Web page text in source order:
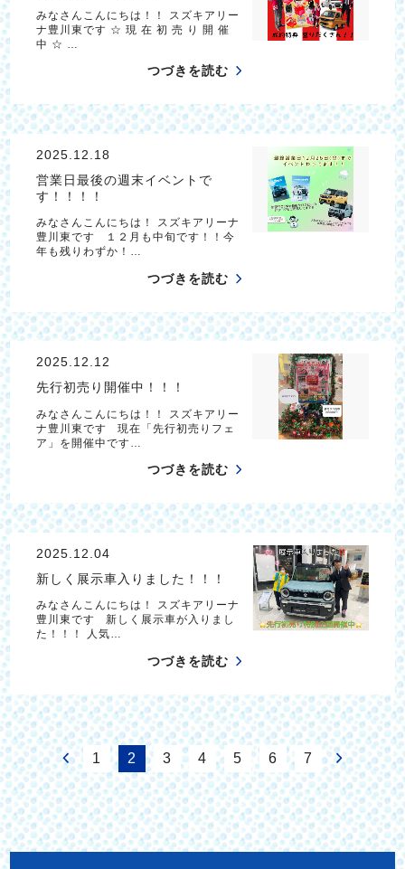
みなさんこんにちは！！ スズキアリー
ナ豊川東です ☆ 現 在 初 売 り 開 催
中 ☆ …
つづきを読む
2025.12.18
営業日最後の週末イベントで
す！！！！
みなさんこんにちは！ スズキアリーナ
豊川東です １２月も中旬です！！今
年も残りわずか！…
つづきを読む
2025.12.12
先行初売り開催中！！！
みなさんこんにちは！！ スズキアリー
ナ豊川東です 現在「先行初売りフェ
ア」を開催中です…
つづきを読む
2025.12.04
新しく展示車入りました！！！
みなさんこんにちは！ スズキアリーナ
豊川東です 新しく展示車が入りまし
た！！！ 人気…
つづきを読む
1 2 3 4 5 6 7